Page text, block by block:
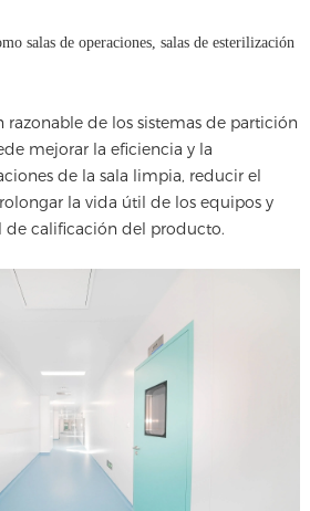
salas de operaciones, salas de esterilización
razonable de los sistemas de partición
mejorar la eficiencia y la
de la sala limpia, reducir el
la vida útil de los equipos y
de calificación del producto.